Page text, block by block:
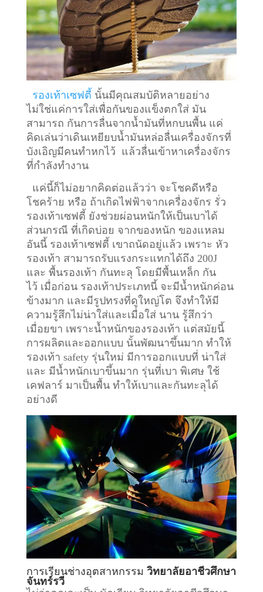
รองเท้าเซฟตี้ นั้นมีคุณสมบัติหลายอย่าง
ไม่ใช่แค่การใส่เพื่อกันของแข็งตกใส่ มัน
สามารถ กันการลื่นจากน้ำมันที่หกบนพื้น แค่
คิดเล่นว่าเดินเหยียบน้ำมันหล่อลื่นเครื่องจักรที่
บังเอิญมีคนทำหกไว้ แล้วลื่นเข้าหาเครื่องจักร
ที่กำลังทำงาน
แค่นี้ก็ไม่อยากคิดต่อแล้วว่า จะโชคดีหรือ
โชคร้าย หรือ ถ้าเกิดไฟฟ้าจากเครื่องจักร รั่ว
รองเท้าเซฟตี้ ยังช่วยผ่อนหนักให้เป็นเบาได้
ส่วนกรณี ที่เกิดบ่อย จากของหนัก ของแหลม
อันนี้ รองเท้าเซฟตี้ เขาถนัดอยู่แล้ว เพราะ หัว
รองเท้า สามารถรับแรงกระแทกได้ถึง 200J
และ พื้นรองเท้า กันทะลุ โดยมีพื้นเหล็ก กัน
ไว้ เมื่อก่อน รองเท้าประเภทนี้ จะมีน้ำหนักค่อน
ข้างมาก และมีรูปทรงที่ดูใหญ่โต จึงทำให้มี
ความรู้สึกไม่น่าใส่และเมื่อใส่ นาน รู้สึกว่า
เมื่อยขา เพราะน้ำหนักของรองเท้า แต่สมัยนี้
การผลิตและออกแบบ นั้นพัฒนาขึ้นมาก ทำให้
รองเท้า safety รุ่นใหม่ มีการออกแบบที่ น่าใส่
และ มีน้ำหนักเบาขึ้นมาก รุ่นที่เบา พิเศษ ใช้
เคฟลาร์ มาเป็นพื้น ทำให้เบาและกันทะลุได้
อย่างดี
การเรียนช่างอุตสาหกรรม วิทยาลัยอาชีวศึกษา
จันทร์รวี